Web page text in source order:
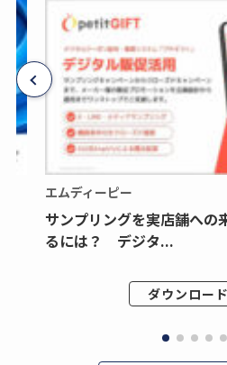
エムディーピー
サンプリングを実店舗への
るには？ デジタ...
ダウンロー